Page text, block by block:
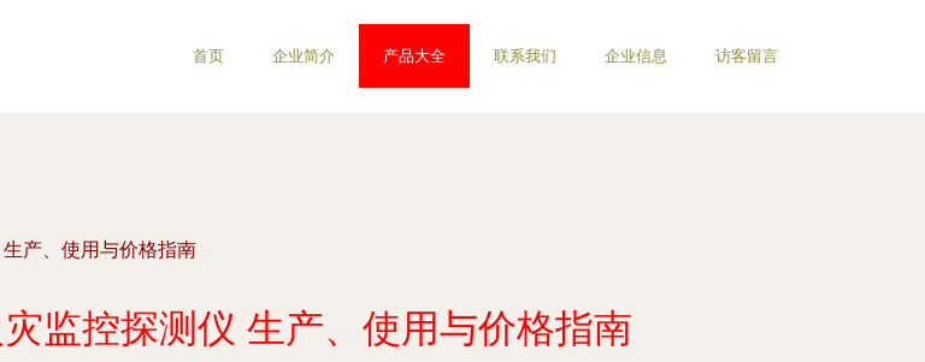
首页 企业简介 产品大全 联系我们 企业信息 访客留言
产、使用与价格指南
监控探测仪 生产、使用与价格指南